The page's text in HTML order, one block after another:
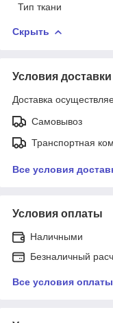
Тип ткани
Скрыть
Условия доставки
Доставка
Самовывоз
Транспортная
Все условия
Условия оплаты
Наличными
Безналичный
Все условия оплаты